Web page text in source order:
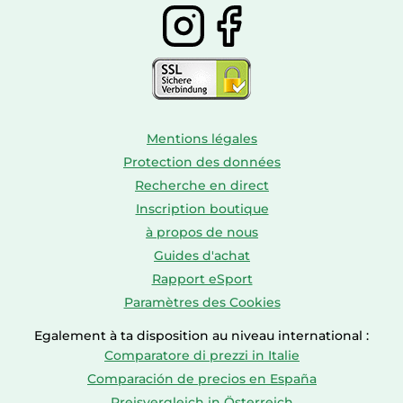
Mentions légales
Protection des données
Recherche en direct
Inscription boutique
à propos de nous
Guides d'achat
Rapport eSport
Paramètres des Cookies
Egalement à ta disposition au niveau international :
Comparatore di prezzi in Italie
Comparación de precios en España